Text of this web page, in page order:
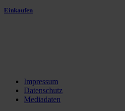
Einkaufen
Impressum
Datenschutz
Mediadaten